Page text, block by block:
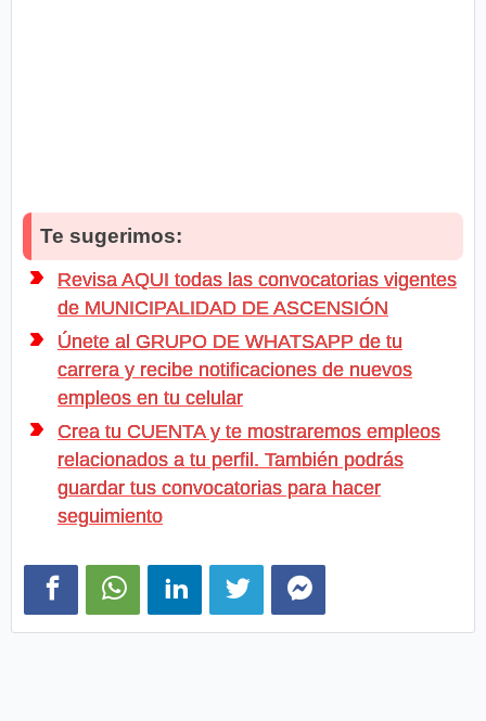
Te sugerimos:
Revisa AQUI todas las convocatorias vigentes
de MUNICIPALIDAD DE ASCENSIÓN
Únete al GRUPO DE WHATSAPP de tu
carrera y recibe notificaciones de nuevos
empleos en tu celular
Crea tu CUENTA y te mostraremos empleos
relacionados a tu perfil. También podrás
guardar tus convocatorias para hacer
seguimiento